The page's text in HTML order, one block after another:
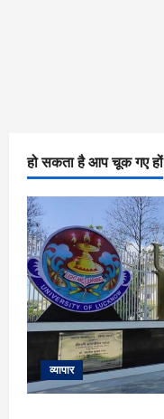
हो सकता है आप चूक गए हों
व्यापार